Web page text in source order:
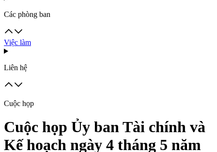
Các phòng ban
Việc làm
Liên hệ
Cuộc họp
Cuộc họp Ủy ban Tài chính và
Kế hoạch ngày 4 tháng 5 năm